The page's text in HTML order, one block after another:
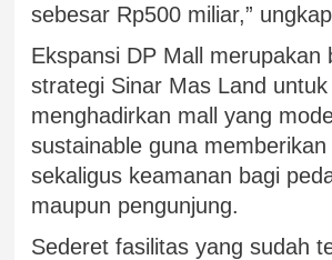
sebesar Rp500 miliar,”
Ekspansi DP Mall merupakan
strategi Sinar Mas Land untuk
menghadirkan mall yang
sustainable guna
sekaligus keamanan bagi
maupun pengunjung.
Sederet fasilitas yang sudah